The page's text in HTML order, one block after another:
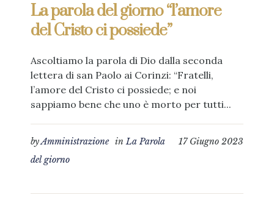
La parola del giorno “l’amore
del Cristo ci possiede”
Ascoltiamo la parola di Dio dalla seconda
lettera di san Paolo ai Corinzi: “Fratelli,
l’amore del Cristo ci possiede; e noi
sappiamo bene che uno è morto per tutti...
17 Giugno 2023
byAmministrazione inLa Parola
del giorno